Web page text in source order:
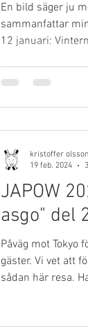
sann
En bild säger ju
sammanfattar
12 januari:
JAPOW
asgo" del
Påväg mot Tokyo
gäster. Vi vet att
sådan här resa.
kristoffer olsson
19 feb. 2024